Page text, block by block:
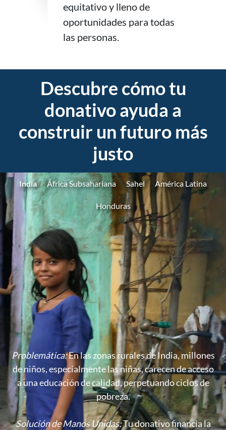
equitativo y lleno de
oportunidades para todas
las personas.
Descubre cómo tu
donativo ayuda a
construir un futuro más
justo
India África Subsahariana Sahel América Latina
Honduras
Problemática:En las zonas rurales de India, millones
de niños, especialmente las niñas, carecen de acceso
a una educación de calidad, perpetuando ciclos de
pobreza.
Solución de Manos Unidas:Tu donativo financia la